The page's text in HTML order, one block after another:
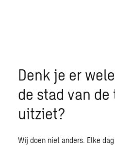
Denk je er
de stad van
uitziet?
Wij doen niet anders. Elke